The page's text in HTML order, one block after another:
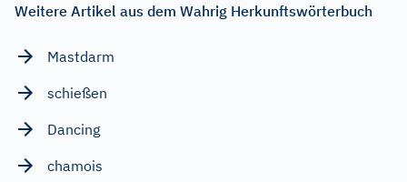
Weitere Artikel aus dem Wahrig Herkunftswörterbuch
Mastdarm
schießen
Dancing
chamois